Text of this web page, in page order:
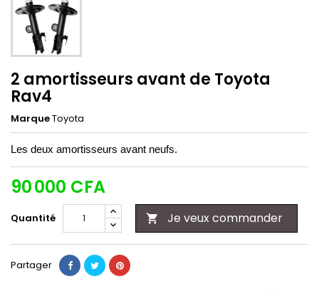
2 amortisseurs avant de Toyota
Rav4
MarqueToyota
Les deux amortisseurs avant neufs.
90 000 CFA
Quantité  Je veux commander
Partager